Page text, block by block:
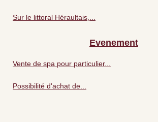
Sur le littoral Héraultais,...
Evenement
Vente de spa pour particulier...
Possibilité d'achat de...